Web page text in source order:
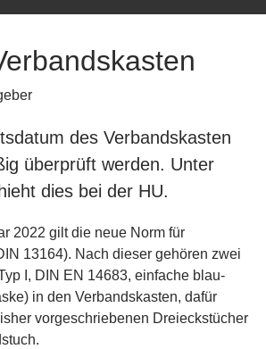
des Verbandskasten
überprüft werden. Unter
dies bei der HU.
2022 gilt die neue Norm für
13164). Nach dieser gehören zwei
I, DIN EN 14683, einfache blau-
in den Verbandskasten, dafür
vorgeschriebenen Dreieckstücher